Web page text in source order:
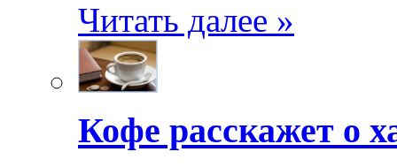
Читать далее »
Кофе расскажет о